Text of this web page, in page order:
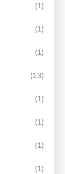
(1)
(1)
(1)
(13)
(1)
(1)
(1)
(1)